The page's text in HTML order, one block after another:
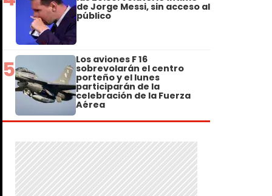
de Jorge Messi, sin acceso al
público
5 Los aviones F 16
sobrevolarán el centro
porteño y el lunes
participarán de la
celebración de la Fuerza
Aérea